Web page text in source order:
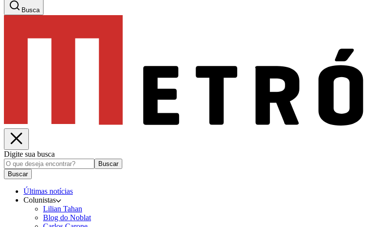
Busca
Digite sua busca
Buscar
Buscar
Últimas notícias
Colunistas
Lilian Tahan
Blog do Noblat